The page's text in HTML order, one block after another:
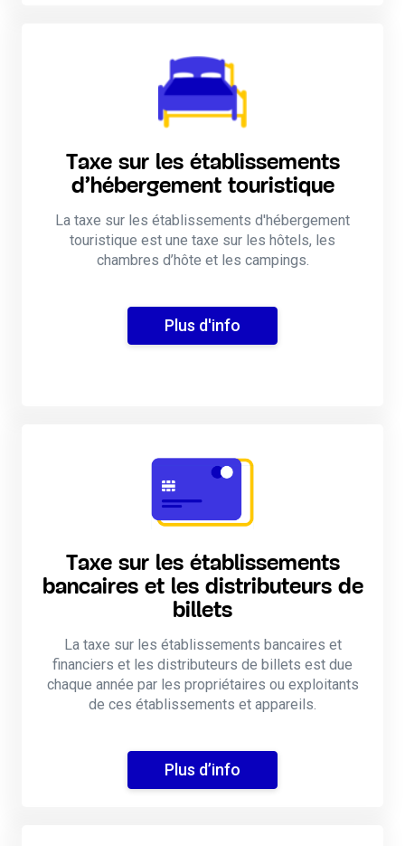
Taxe sur les établissements
d’hébergement touristique​
La taxe sur les établissements d'hébergement
touristique est une taxe sur les hôtels, les
chambres d’hôte et les campings.
Plus d'info
Taxe sur les établissements
bancaires et les distributeurs de
billets
La taxe sur les établissements bancaires et
financiers et les distributeurs de billets est due
chaque année par les propriétaires ou exploitants
de ces établissements et appareils.
Plus d’info